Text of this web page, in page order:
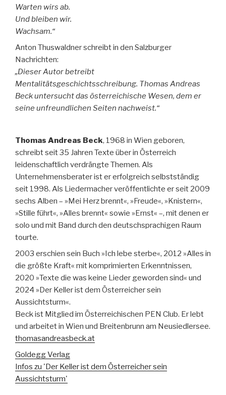
Warten wirs ab.
Und bleiben wir.
Wachsam.“
Anton Thuswaldner schreibt in den Salzburger
Nachrichten:
„Dieser Autor betreibt
Mentalitätsgeschichtsschreibung. Thomas Andreas
Beck untersucht das österreichische Wesen, dem er
seine unfreundlichen Seiten nachweist.“
Thomas Andreas Beck, 1968 in Wien geboren,
schreibt seit 35 Jahren Texte über in Österreich
leidenschaftlich verdrängte Themen. Als
Unternehmensberater ist er erfolgreich selbstständig
seit 1998. Als Liedermacher veröffentlichte er seit 2009
sechs Alben – »Mei Herz brennt«, »Freude«, »Knistern«,
»Stille führt«, »Alles brennt« sowie »Ernst« –, mit denen er
solo und mit Band durch den deutschsprachigen Raum
tourte.
2003 erschien sein Buch »Ich lebe sterbe«, 2012 »Alles in
die größte Kraft« mit komprimierten Erkenntnissen,
2020 »Texte die was keine Lieder geworden sind« und
2024 »Der Keller ist dem Österreicher sein
Aussichtsturm«.
Beck ist Mitglied im Österreichischen PEN Club. Er lebt
und arbeitet in Wien und Breitenbrunn am Neusiedlersee.
thomasandreasbeck.at
Goldegg Verlag
Infos zu 'Der Keller ist dem Österreicher sein
Aussichtsturm'